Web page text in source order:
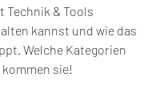
Technik & Tools
kannst und wie das
Welche Kategorien
sie!